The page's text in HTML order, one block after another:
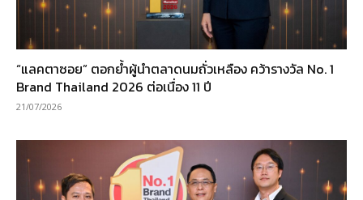
“แลคตาซอย” ตอกย้ำผู้นำตลาดนมถั่วเหลือง คว้ารางวัล No. 1
Brand Thailand 2026 ต่อเนื่อง 11 ปี
21/07/2026